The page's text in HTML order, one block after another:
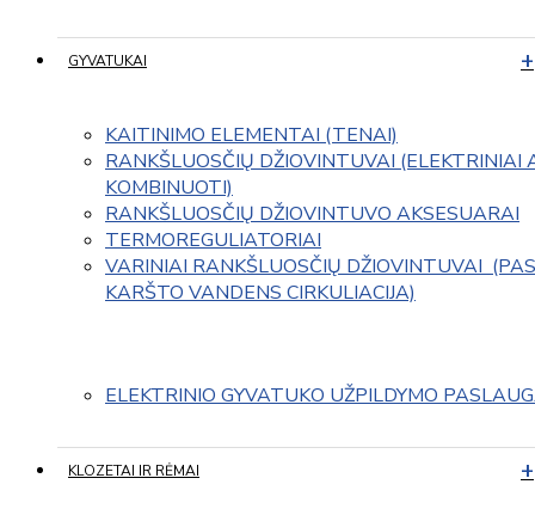
GYVATUKAI
KAITINIMO ELEMENTAI (TENAI)
RANKŠLUOSČIŲ DŽIOVINTUVAI (ELEKTRINIAI
KOMBINUOTI)
RANKŠLUOSČIŲ DŽIOVINTUVO AKSESUARAI
TERMOREGULIATORIAI
VARINIAI RANKŠLUOSČIŲ DŽIOVINTUVAI
KARŠTO VANDENS CIRKULIACIJA)
ELEKTRINIO GYVATUKO UŽPILDYMO
KLOZETAI IR RĖMAI